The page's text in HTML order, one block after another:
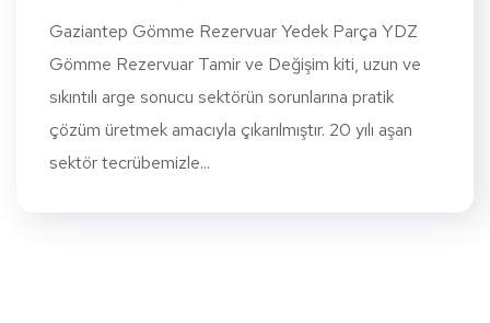
Gaziantep Gömme Rezervuar Yedek Parça YDZ
Gömme Rezervuar Tamir ve Değişim kiti, uzun ve
sıkıntılı arge sonucu sektörün sorunlarına pratik
çözüm üretmek amacıyla çıkarılmıştır. 20 yılı aşan
sektör tecrübemizle...